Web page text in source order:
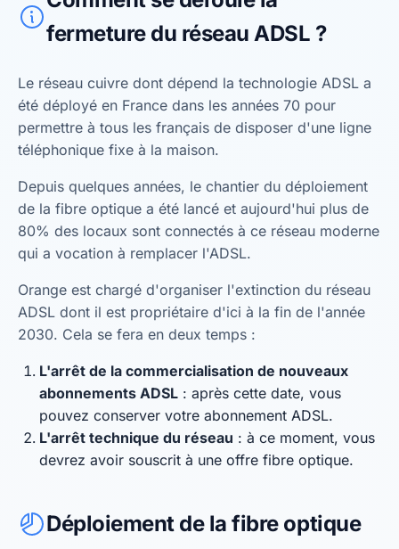
fermeture du réseau ADSL ?
Le réseau cuivre dont dépend la technologie ADSL a
été déployé en France dans les années 70 pour
permettre à tous les français de disposer d'une ligne
téléphonique fixe à la maison.
Depuis quelques années, le chantier du déploiement
de la fibre optique a été lancé et aujourd'hui plus de
80% des locaux sont connectés à ce réseau moderne
qui a vocation à remplacer l'ADSL.
Orange est chargé d'organiser l'extinction du réseau
ADSL dont il est propriétaire d'ici à la fin de l'année
2030. Cela se fera en deux temps :
L'arrêt de la commercialisation de nouveaux
abonnements ADSL : après cette date, vous
pouvez conserver votre abonnement ADSL.
L'arrêt technique du réseau : à ce moment, vous
devrez avoir souscrit à une offre fibre optique.
Déploiement de la fibre optique